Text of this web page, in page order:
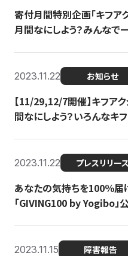
寄付月間特別企画「キフア
月間なにしよう？みんなで
2023.11.22 お知らせ
【11/29,12/7開催】キフア
間なにしよう？いろんなキ
2023.11.22 プレスリリース
あなたの気持ちを100％届
「GIVING100 by Yogibo」
2023.11.15 障害報告